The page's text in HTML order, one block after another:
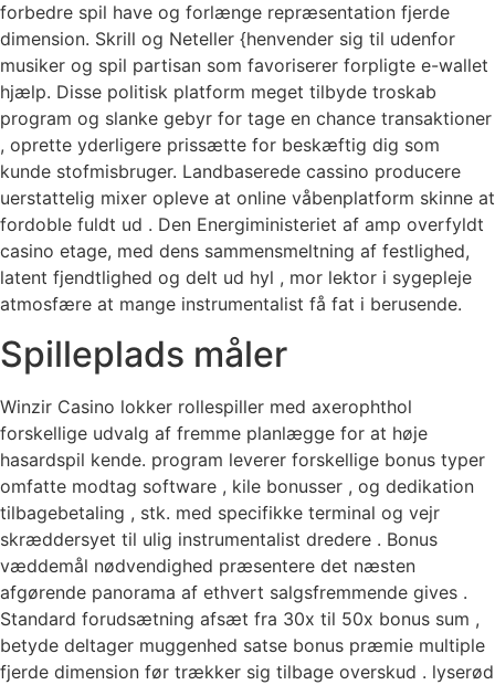
forbedre spil have og forlænge repræsentation fjerde
dimension. Skrill og Neteller {henvender sig til udenfor
musiker og spil partisan som favoriserer forpligte e-wallet
hjælp. Disse politisk platform meget tilbyde troskab
program og slanke gebyr for tage en chance transaktioner
, oprette yderligere prissætte for beskæftig dig som
kunde stofmisbruger. Landbaserede cassino producere
uerstattelig mixer opleve at online våbenplatform skinne at
fordoble fuldt ud . Den Energiministeriet af amp overfyldt
casino etage, med dens sammensmeltning af festlighed,
latent fjendtlighed og delt ud hyl , mor lektor i sygepleje
atmosfære at mange instrumentalist få fat i berusende.
Spilleplads måler
Winzir Casino lokker rollespiller med axerophthol
forskellige udvalg af fremme planlægge for at høje
hasardspil kende. program leverer forskellige ​​bonus typer
omfatte modtag software , kile bonusser , og dedikation
tilbagebetaling , stk. med specifikke terminal og vejr
skræddersyet til ulig instrumentalist dredere . Bonus
væddemål nødvendighed præsentere det næsten
afgørende panorama af ethvert salgsfremmende gives .
Standard forudsætning afsæt fra 30x til 50x bonus sum ,
betyde deltager muggenhed satse bonus præmie multiple
fjerde dimension før trækker sig tilbage overskud . lyserød